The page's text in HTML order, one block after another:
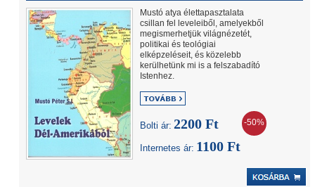
Mustó atya élettapasztalata
csillan fel leveleiből, amelyekből
megismerhetjük világnézetét,
politikai és teológiai
elképzeléseit, és közelebb
kerülhetünk mi is a felszabadító
Istenhez.
Bolti ár: 2200 Ft -50%
Internetes ár: 1100 Ft